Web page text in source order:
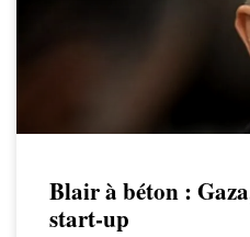
Blair à béton :
start-up